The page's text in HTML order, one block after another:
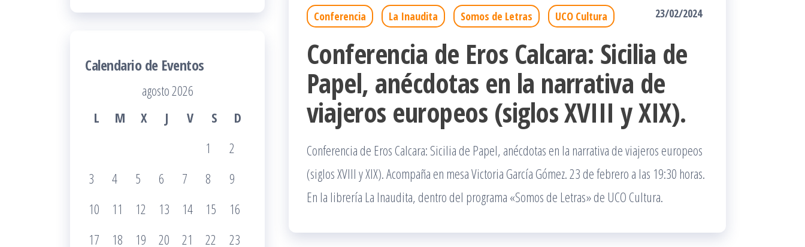
Conferencia La Inaudita Somos de Letras UCO Cultura 23/02/2024
Conferencia de Eros Calcara: Sicilia de
Papel, anécdotas en la narrativa de
viajeros europeos (siglos XVIII y XIX).
Conferencia de Eros Calcara: Sicilia de Papel, anécdotas en la narrativa de viajeros europeos
(siglos XVIII y XIX). Acompaña en mesa Victoria García Gómez. 23 de febrero a las 19:30 horas.
En la librería La Inaudita, dentro del programa «Somos de Letras» de UCO Cultura.
Calendario de Eventos
agosto 2026
L
M X J V S
D
1
2
3
4 5 6 7 8
9
10
11 12 13 14 15
16
17
18 19 20 21 22
23